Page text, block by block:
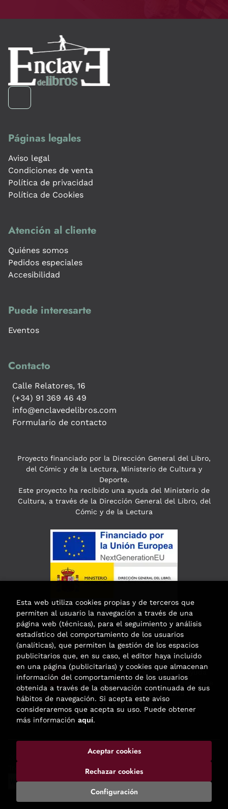
Páginas legales
Aviso legal
Condiciones de venta
Política de privacidad
Política de Cookies
Atención al cliente
Quiénes somos
Pedidos especiales
Accesibilidad
Puede interesarte
Eventos
Contacto
Calle Relatores, 16
(+34) 91 369 46 49
info@enclavedelibros.com
Formulario de contacto
Proyecto financiado por la Dirección General del Libro,
del Cómic y de la Lectura, Ministerio de Cultura y
Deporte.
Este proyecto ha recibido una ayuda del Ministerio de
Cultura, a través de la Dirección General del Libro, del
Cómic y de la Lectura
Esta actividad ha recibido una ayuda
para la modernización de las librerías de
la Comunidad de Madrid
correspondiente al año 2025.
. Todos los Derechos Reservados |
Esta web utiliza cookies propias y de terceros que
permiten al usuario la navegación a través de una
página web (técnicas), para el seguimiento y análisis
estadístico del comportamiento de los usuarios
(analíticas), que permiten la gestión de los espacios
publicitarios que, en su caso, el editor haya incluido
en una página (publicitarias) y cookies que almacenan
información del comportamiento de los usuarios
obtenida a través de la observación continuada de sus
hábitos de navegación. Si acepta este aviso
consideraremos que acepta su uso. Puede obtener
más información aquí.
Configuración
Rechazar cookies
Aceptar cookies